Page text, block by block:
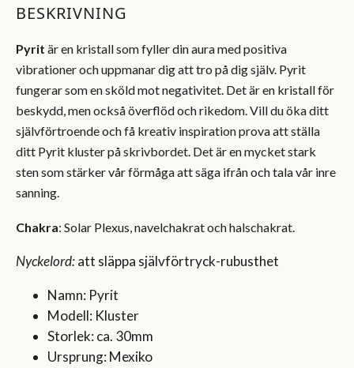
BESKRIVNING
Pyrit är en kristall som fyller din aura med positiva
vibrationer och uppmanar dig att tro på dig själv. Pyrit
fungerar som en sköld mot negativitet. Det är en kristall för
beskydd, men också överflöd och rikedom. Vill du öka ditt
självförtroende och få kreativ inspiration prova att ställa
ditt Pyrit kluster på skrivbordet. Det är en mycket stark
sten som stärker vår förmåga att säga ifrån och tala vår inre
sanning.
Chakra: Solar Plexus, navelchakrat och halschakrat.
Nyckelord:att släppa självförtryck-rubusthet
Namn: Pyrit
Modell: Kluster
Storlek: ca. 30mm
Ursprung: Mexiko